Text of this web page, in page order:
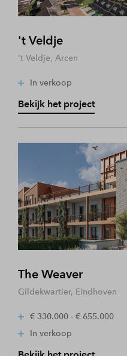
't Veldje
't Veldje, Arcen
In verkoop
Bekijk het project
The Weaver
Gildekwartier, Eindhoven
€ 330.000 - € 655.000
In verkoop